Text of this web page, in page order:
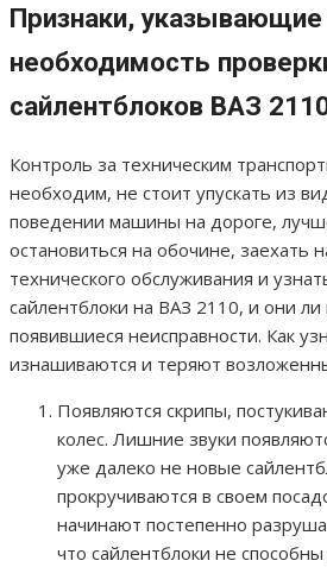
Признаки, указывающие
необходимость
сайлентблоков ВАЗ
Контроль за техническим
необходим, не стоит упускать из
поведении машины на дороге,
остановиться на обочине, заехать
технического обслуживания и
сайлентблоки на ВАЗ 2110, и они
появившиеся неисправности. Как
изнашиваются и теряют
Появляются скрипы,
колес. Лишние звуки
уже далеко не новые
прокручиваются в своем
начинают постепенно
что сайлентблоки не способны